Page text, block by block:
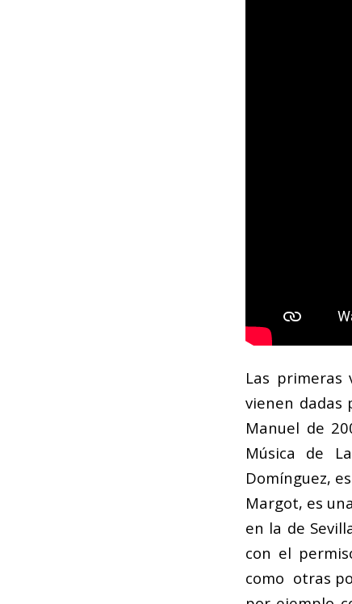
Las primeras
vienen dadas
Manuel de
Música de
Domínguez,
Margot, es
en la de
con el
como otras